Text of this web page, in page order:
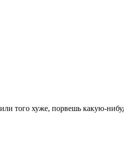
того хуже, порвешь какую-